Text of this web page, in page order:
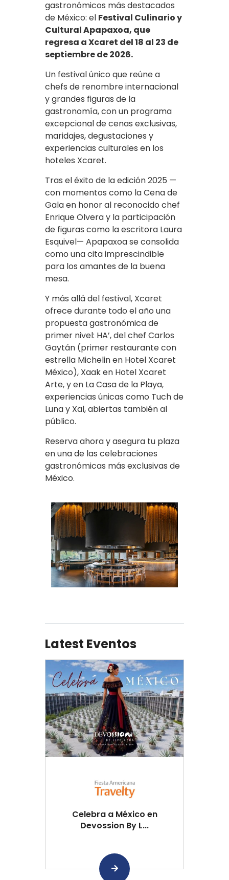
gastronómicos más destacados
de México: el Festival Culinario y
Cultural Apapaxoa, que
regresa a Xcaret del 18 al 23 de
septiembre de 2026.
Un festival único que reúne a
chefs de renombre internacional
y grandes figuras de la
gastronomía, con un programa
excepcional de cenas exclusivas,
maridajes, degustaciones y
experiencias culturales en los
hoteles Xcaret.
Tras el éxito de la edición 2025 —
con momentos como la Cena de
Gala en honor al reconocido chef
Enrique Olvera y la participación
de figuras como la escritora Laura
Esquivel— Apapaxoa se consolida
como una cita imprescindible
para los amantes de la buena
mesa.
Y más allá del festival, Xcaret
ofrece durante todo el año una
propuesta gastronómica de
primer nivel: HA’, del chef Carlos
Gaytán (primer restaurante con
estrella Michelin en Hotel Xcaret
México), Xaak en Hotel Xcaret
Arte, y en La Casa de la Playa,
experiencias únicas como Tuch de
Luna y Xal, abiertas también al
público.
Reserva ahora y asegura tu plaza
en una de las celebraciones
gastronómicas más exclusivas de
México.
Latest Eventos
Celebra a México en
Devossion By L...